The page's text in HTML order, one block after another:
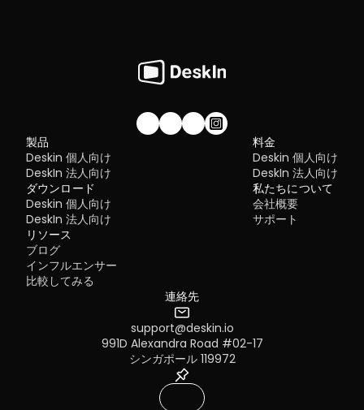
私たちのコミュニティに参加しませんか！
製品
Deskin 個人向け
DeskIn 法人向け
ダウンロード
Deskin 個人向け
DeskIn 法人向け
料金
Deskin 個人向け
DeskIn 法人向け
私たちについて
会社概要
サポート
リソース
ブログ
インフルエンサー
比較してみる
連絡先
support@deskin.io
991D Alexandra Road #02-17
シンガポール 119972